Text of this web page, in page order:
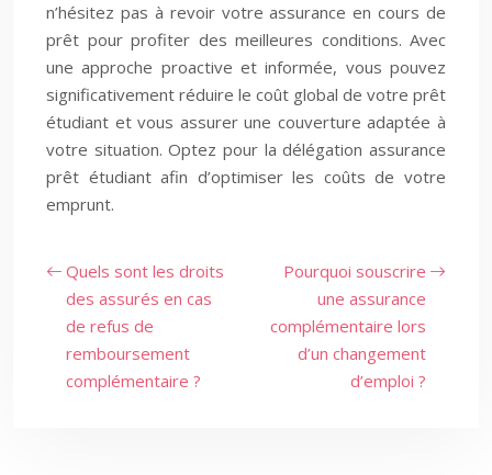
n’hésitez pas à revoir votre assurance en cours de
prêt pour profiter des meilleures conditions. Avec
une approche proactive et informée, vous pouvez
significativement réduire le coût global de votre prêt
étudiant et vous assurer une couverture adaptée à
votre situation. Optez pour la délégation assurance
prêt étudiant afin d’optimiser les coûts de votre
emprunt.
Quels sont les droits
des assurés en cas
de refus de
remboursement
complémentaire ?
Pourquoi souscrire
une assurance
complémentaire lors
d’un changement
d’emploi ?